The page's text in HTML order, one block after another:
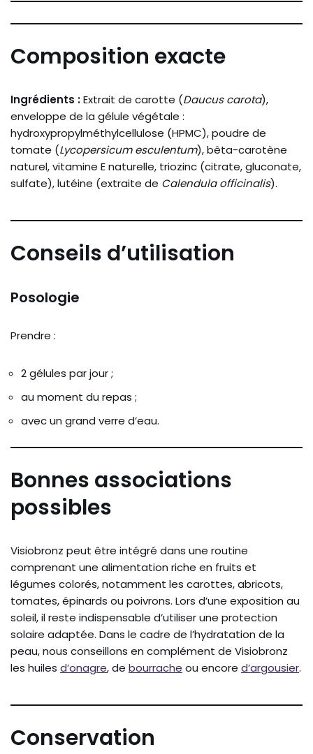
Composition exacte
Ingrédients :Extrait de carotte (Daucus carota),
enveloppe de la gélule végétale :
hydroxypropylméthylcellulose (HPMC), poudre de
tomate (Lycopersicum esculentum), bêta-carotène
naturel, vitamine E naturelle, triozinc (citrate, gluconate,
sulfate), lutéine (extraite de Calendula officinalis).
Conseils d’utilisation
Posologie
Prendre :
2 gélules par jour ;
au moment du repas ;
avec un grand verre d’eau.
Bonnes associations
possibles
Visiobronz peut être intégré dans une routine
comprenant une alimentation riche en fruits et
légumes colorés, notamment les carottes, abricots,
tomates, épinards ou poivrons. Lors d’une exposition au
soleil, il reste indispensable d’utiliser une protection
solaire adaptée. Dans le cadre de l’hydratation de la
peau, nous conseillons en complément de Visiobronz
les huiles d’onagre, de bourrache ou encore d’argousier.
Conservation